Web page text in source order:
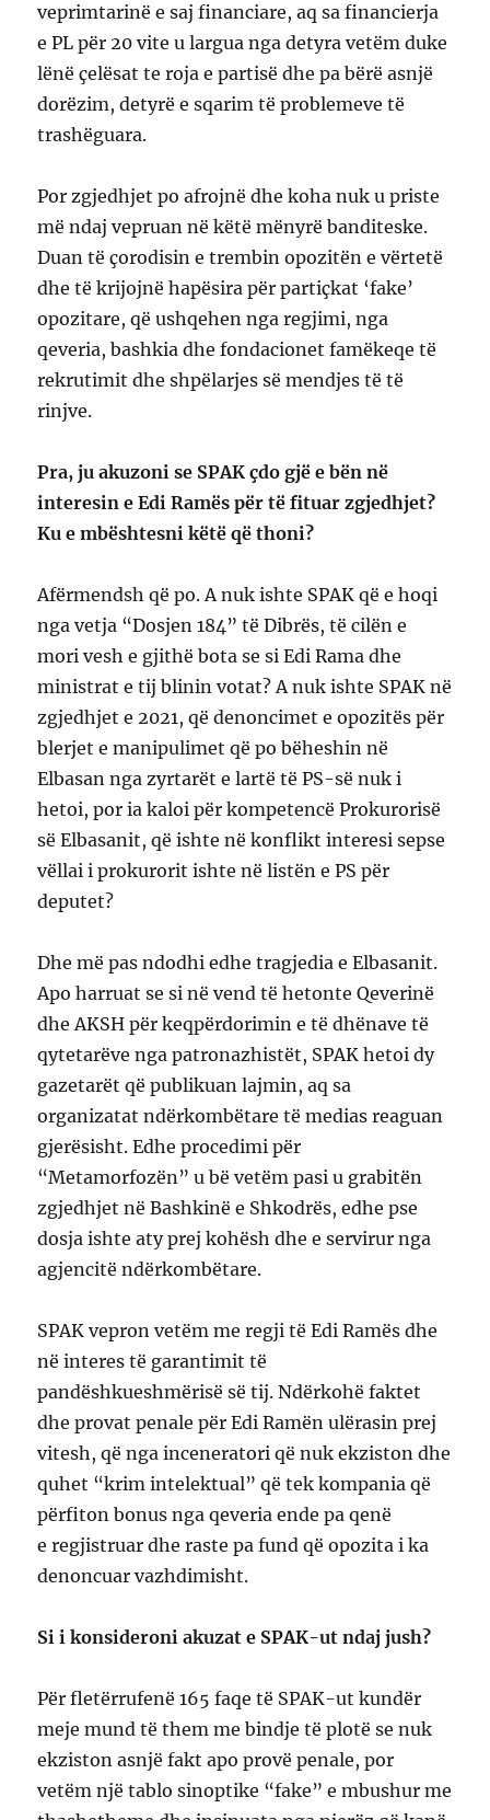
veprimtarinë e saj financiare, aq sa financierja
e PL për 20 vite u largua nga detyra vetëm duke
lënë çelësat te roja e partisë dhe pa bërë asnjë
dorëzim, detyrë e sqarim të problemeve të
trashëguara.
Por zgjedhjet po afrojnë dhe koha nuk u priste
më ndaj vepruan në këtë mënyrë banditeske.
Duan të çorodisin e trembin opozitën e vërtetë
dhe të krijojnë hapësira për partiçkat ‘fake’
opozitare, që ushqehen nga regjimi, nga
qeveria, bashkia dhe fondacionet famëkeqe të
rekrutimit dhe shpëlarjes së mendjes të të
rinjve.
Pra, ju akuzoni se SPAK çdo gjë e bën në
interesin e Edi Ramës për të fituar zgjedhjet?
Ku e mbështesni këtë që thoni?
Afërmendsh që po. A nuk ishte SPAK që e hoqi
nga vetja “Dosjen 184” të Dibrës, të cilën e
mori vesh e gjithë bota se si Edi Rama dhe
ministrat e tij blinin votat? A nuk ishte SPAK në
zgjedhjet e 2021, që denoncimet e opozitës për
blerjet e manipulimet që po bëheshin në
Elbasan nga zyrtarët e lartë të PS-së nuk i
hetoi, por ia kaloi për kompetencë Prokurorisë
së Elbasanit, që ishte në konflikt interesi sepse
vëllai i prokurorit ishte në listën e PS për
deputet?
Dhe më pas ndodhi edhe tragjedia e Elbasanit.
Apo harruat se si në vend të hetonte Qeverinë
dhe AKSH për keqpërdorimin e të dhënave të
qytetarëve nga patronazhistët, SPAK hetoi dy
gazetarët që publikuan lajmin, aq sa
organizatat ndërkombëtare të medias reaguan
gjerësisht. Edhe procedimi për
“Metamorfozën” u bë vetëm pasi u grabitën
zgjedhjet në Bashkinë e Shkodrës, edhe pse
dosja ishte aty prej kohësh dhe e servirur nga
agjencitë ndërkombëtare.
SPAK vepron vetëm me regji të Edi Ramës dhe
në interes të garantimit të
pandëshkueshmërisë së tij. Ndërkohë faktet
dhe provat penale për Edi Ramën ulërasin prej
vitesh, që nga inceneratori që nuk ekziston dhe
quhet “krim intelektual” që tek kompania që
përfiton bonus nga qeveria ende pa qenë
e regjistruar dhe raste pa fund që opozita i ka
denoncuar vazhdimisht.
Si i konsideroni akuzat e SPAK-ut ndaj jush?
Për fletërrufenë 165 faqe të SPAK-ut kundër
meje mund të them me bindje të plotë se nuk
ekziston asnjë fakt apo provë penale, por
vetëm një tablo sinoptike “fake” e mbushur me